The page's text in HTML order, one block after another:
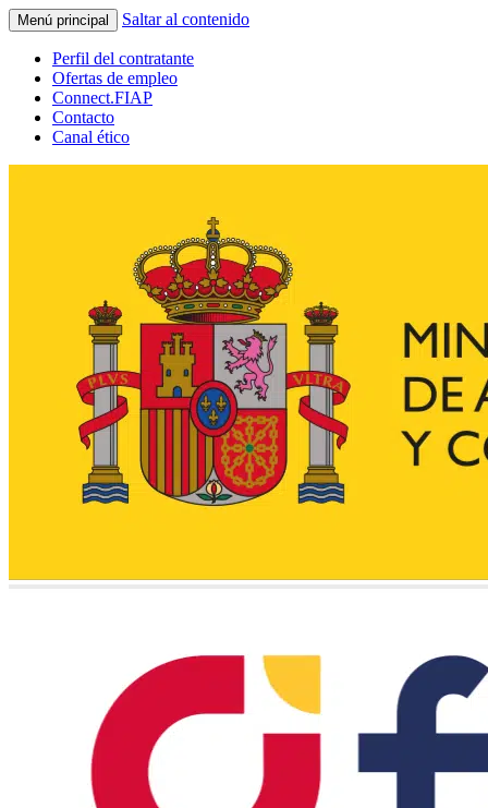
Menú principal Saltar al contenido
Perfil del contratante
Ofertas de empleo
Connect.FIAP
Contacto
Canal ético